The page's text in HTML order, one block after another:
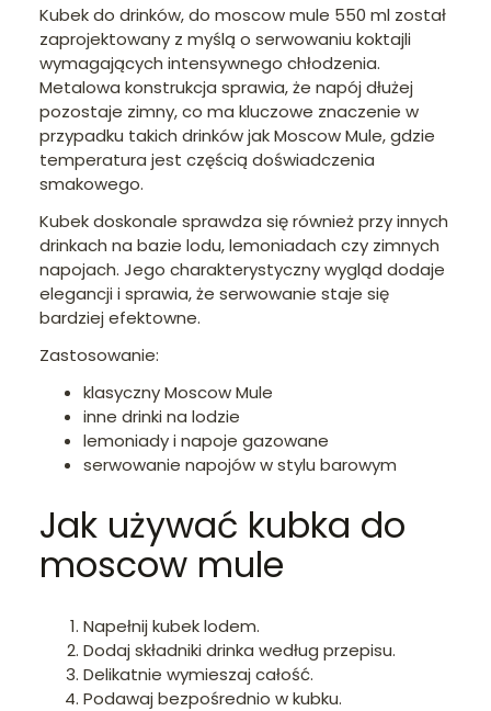
Kubek do drinków, do moscow mule 550 ml został
zaprojektowany z myślą o serwowaniu koktajli
wymagających intensywnego chłodzenia.
Metalowa konstrukcja sprawia, że napój dłużej
pozostaje zimny, co ma kluczowe znaczenie w
przypadku takich drinków jak Moscow Mule, gdzie
temperatura jest częścią doświadczenia
smakowego.
Kubek doskonale sprawdza się również przy innych
drinkach na bazie lodu, lemoniadach czy zimnych
napojach. Jego charakterystyczny wygląd dodaje
elegancji i sprawia, że serwowanie staje się
bardziej efektowne.
Zastosowanie:
klasyczny Moscow Mule
inne drinki na lodzie
lemoniady i napoje gazowane
serwowanie napojów w stylu barowym
Jak używać kubka do
moscow mule
Napełnij kubek lodem.
Dodaj składniki drinka według przepisu.
Delikatnie wymieszaj całość.
Podawaj bezpośrednio w kubku.